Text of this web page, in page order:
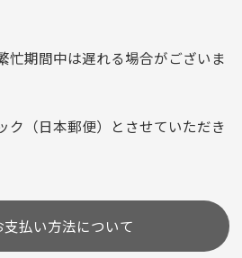
がございます。
期間中は遅れる場合がございま
ク（日本郵便）とさせていただき
払い方法について